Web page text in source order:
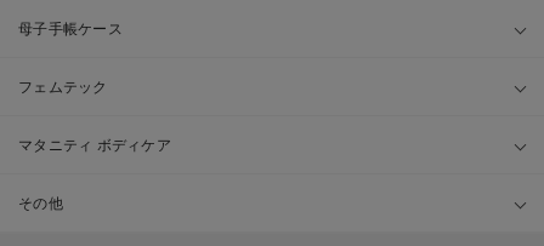
母子手帳ケース
フェムテック
マタニティ ボディケア
その他